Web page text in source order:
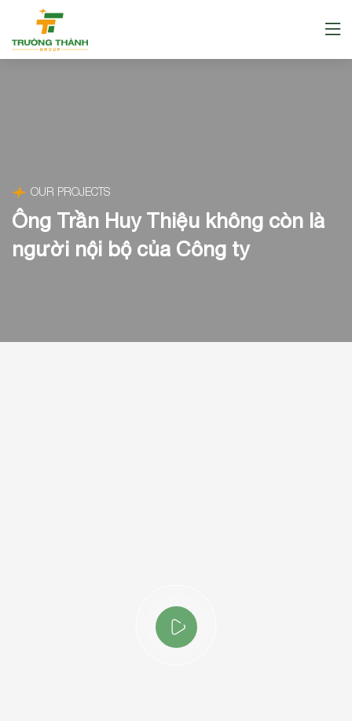
OUR PROJECTS
Ông Trần Huy Thiệu không còn là
người nội bộ của Công ty